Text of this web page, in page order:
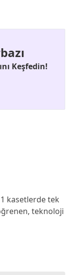
Keşfedin!
kasetlerde tek
teknoloji